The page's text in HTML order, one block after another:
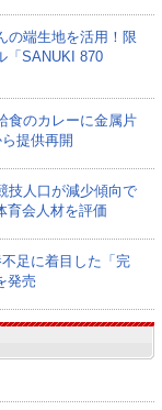
の端生地を活用！限
「SANUKI 870
食のカレーに金属片
提供再開
技人口が減少傾向で
育会人材を評価
足に着目した「完
発売